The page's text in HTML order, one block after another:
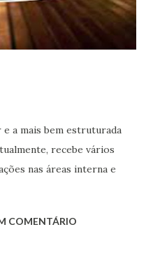
a mais bem estruturada
recebe vários
nas áreas interna e
COMENTÁRIO